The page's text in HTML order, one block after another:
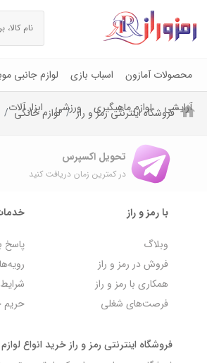
محصولات آمازون اسباب بازی لوازم جانبی
آرایشی لوازم ماهیگیری ورزشی ابزار آلات فروشگاه اینترنتی رمز و راز لوازم خانگی
تحویل اکسپرس
در کمترین زمان دریافت کنید
با رمز و راز
وبلاگ
فروش در رمز و راز
همکاری با رمز و راز
فرصت‌های شغلی
پاسخ
فروشگاه اینترنتی رمز و راز خرید انواع